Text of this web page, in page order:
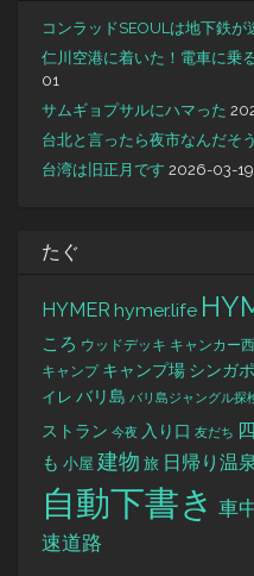
コンラッドSEOULは地下鉄が
仁川空港に着いた！電車に乗
01
サムギョプサルにハマった
台北と言ったら夜市なんだそ
台湾は旧正月です 2026-03-19
たぐ
HYMER hymer.life
ころ ウッドデッキ キャンカー
キャンプ キャンプ場 シンガ
イレ バリ島 バリ島ジャングル探
ストラン 今夜 入り口 友だち
も 小屋 建物 旅 日帰り温泉
自動下書き 車
速道路